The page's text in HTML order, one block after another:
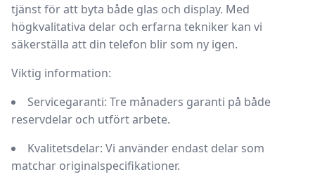
tjänst för att byta både glas och display. Med
högkvalitativa delar och erfarna tekniker kan vi
säkerställa att din telefon blir som ny igen.
Viktig information:
Servicegaranti: Tre månaders garanti på både
reservdelar och utfört arbete.
Kvalitetsdelar: Vi använder endast delar som
matchar originalspecifikationer.